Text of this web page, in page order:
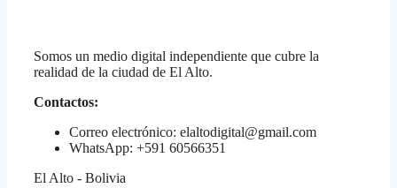
Somos un medio digital independiente que cubre la
realidad de la ciudad de El Alto.
Contactos:
Correo electrónico: elaltodigital@gmail.com
WhatsApp: +591 60566351
El Alto - Bolivia